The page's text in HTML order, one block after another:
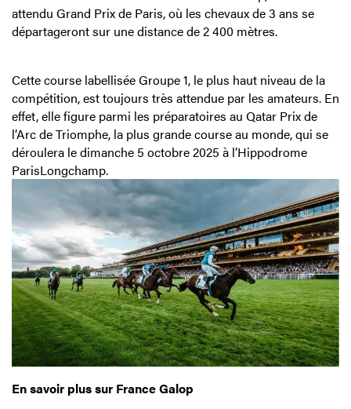
attendu Grand Prix de Paris, où les chevaux de 3 ans se
départageront sur une distance de 2 400 mètres.
Cette course labellisée Groupe 1, le plus haut niveau de la
compétition, est toujours très attendue par les amateurs. En
effet, elle figure parmi les préparatoires au Qatar Prix de
l’Arc de Triomphe, la plus grande course au monde, qui se
déroulera le dimanche 5 octobre 2025 à l’Hippodrome
ParisLongchamp.
En savoir plus sur France Galop